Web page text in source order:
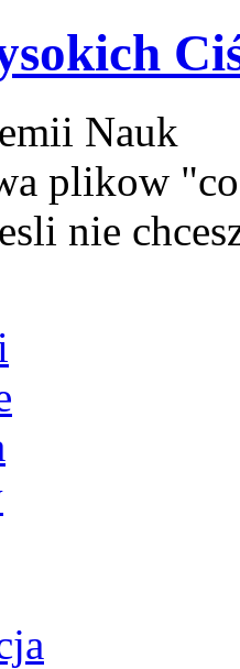
Nauk
plikow
nie